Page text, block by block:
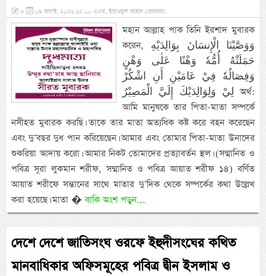
» ০৯ আগস্ট, ২০২৬ ১২:০০ এএম, ইয়াওমুল আহাদ (রোববার)
মহান আল্লাহ পাক তিনি ইরশাদ মুবারক
করেন, وَوَصَّيْنَا الْإِنسَانَ بِوَالِدَيْهِ
حَمَلَتْهُ أُمُّهٗ وَهْنًا عَلٰى وَهْنٍ
وَفِصَالُهٗ فِيْ عَامَيْنِ أَنِ اشْكُرْ
لِيْ وَلِوَالِدَيْكَ إِلَيَّ الْمَصِيْرُ অর্থ:
আমি মানুষকে তার পিতা-মাতা সম্পর্কে
নসীহত মুবারক করছি। তাকে তার মাতা অত্যধিক কষ্ট করে বহন করেছেন
এবং দু’বছর দুধ পান করিয়েছেন। আমার এবং তোমার পিতা-মাতা উনাদের
শুকরিয়া আদায় করো। আমার নিকট তোমাদের প্রত্যাবর্তন স্থল। (সম্মানিত ও
পবিত্র সূরা লুকমান শরীফ, সম্মানিত ও পবিত্র আয়াত শরীফ ১৪) বর্ণিত
আয়াত শরীফে সন্তানের সাথে মাতার দু’দিক থেকে সম্পর্কের কথা উল্লেখ
করা হয়েছে। মাতা �বাকি অংশ পড়ুন...
দেশে দেশে জাতিসংঘ ওরফে ইহুদীসংঘের কথিত
মানবাধিকার অফিসমূহের পবিত্র দ্বীন ইসলাম ও